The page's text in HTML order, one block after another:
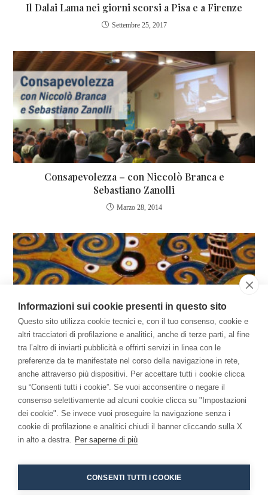
Il Dalai Lama nei giorni scorsi a Pisa e a Firenze
Settembre 25, 2017
Consapevolezza – con Niccolò Branca e
Sebastiano Zanolli
Marzo 28, 2014
Niccolò Branca: “Il successo? Essere veri artisti
della vita”
Informazioni sui cookie presenti in questo sito
Questo sito utilizza cookie tecnici e, con il tuo consenso, cookie e
altri tracciatori di profilazione e analitici, anche di terze parti, al fine
tra l’altro di inviarti pubblicità e offrirti servizi in linea con le
preferenze da te manifestate nel corso della navigazione in rete,
anche attraverso più dispositivi. Per accettare tutti i cookie clicca
su “Consenti tutti i cookie”. Se vuoi acconsentire o negare il
consenso selettivamente ad alcuni cookie clicca su "Impostazioni
dei cookie". Se invece vuoi proseguire la navigazione senza i
cookie di profilazione e analitici chiudi il banner cliccando sulla X
in alto a destra. Per saperne di più
CONSENTI TUTTI I COOKIE